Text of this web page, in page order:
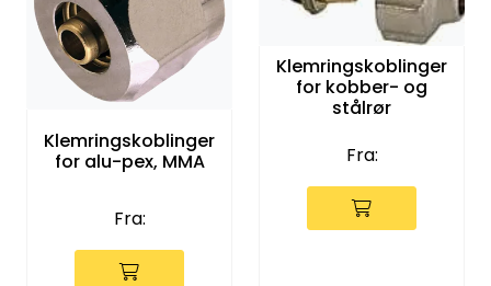
Klemringskoblinger
for alu-pex, MMA
Fra:
Klemringskoblinger
for kobber- og
stålrør
Fra:
Skap
Viftekonvektorer
Designradiatorer
Vannprøver